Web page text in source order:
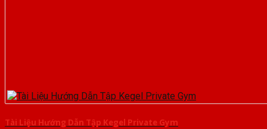
Tài Liệu Hướng Dẫn Tập Kegel Private Gym